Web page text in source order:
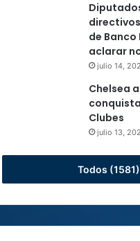
de
aclarar
julio 14,
Chelsea
Clubes
julio 13,
Todos (1581)